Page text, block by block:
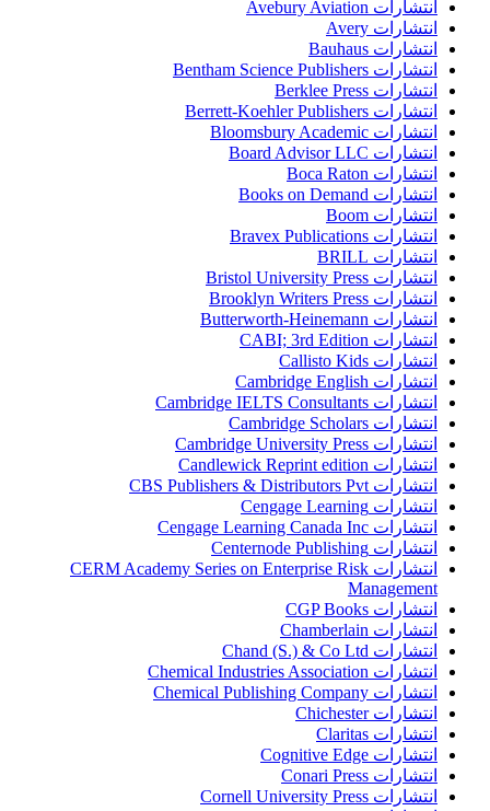
انتشارات Avebury Aviation
انتشارات Avery
انتشارات Bauhaus
انتشارات Bentham Science Publishers
انتشارات Berklee Press
انتشارات Berrett-Koehler Publishers
انتشارات Bloomsbury Academic
انتشارات Board Advisor LLC
انتشارات Boca Raton
انتشارات Books on Demand
انتشارات Boom
انتشارات Bravex Publications
انتشارات BRILL
انتشارات Bristol University Press
انتشارات Brooklyn Writers Press
انتشارات Butterworth-Heinemann
انتشارات CABI; 3rd Edition
انتشارات Callisto Kids
انتشارات Cambridge English
انتشارات Cambridge IELTS Consultants
انتشارات Cambridge Scholars
انتشارات Cambridge University Press
انتشارات Candlewick Reprint edition
انتشارات CBS Publishers & Distributors Pvt
انتشارات Cengage Learning
انتشارات Cengage Learning Canada Inc
انتشارات Centernode Publishing
انتشارات CERM Academy Series on Enterprise Risk
Management
انتشارات CGP Books
انتشارات Chamberlain
انتشارات Chand (S.) & Co Ltd
انتشارات Chemical Industries Association
انتشارات Chemical Publishing Company
انتشارات Chichester
انتشارات Claritas
انتشارات Cognitive Edge
انتشارات Conari Press
انتشارات Cornell University Press